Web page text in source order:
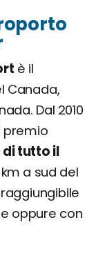
è il
Canada,
Dal 2010
premio
tutto il
a sud del
oppure con